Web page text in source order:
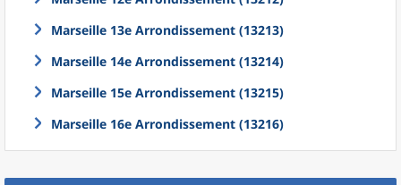
Marseille 13e Arrondissement (13213)
Marseille 14e Arrondissement (13214)
Marseille 15e Arrondissement (13215)
Marseille 16e Arrondissement (13216)